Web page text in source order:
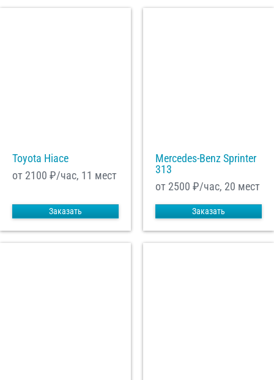
Toyota Hiace
от 2100 ₽/час, 11 мест
Заказать
Mercedes-Benz Sprinter
313
от 2500 ₽/час, 20 мест
Заказать